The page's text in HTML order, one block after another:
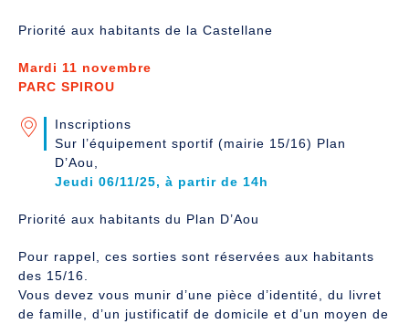
Priorité aux habitants de la Castellane
Mardi 11 novembre
PARC SPIROU
Inscriptions
Sur l’équipement sportif (mairie 15/16) Plan
D’Aou,
Jeudi 06/11/25, à partir de 14h
Priorité aux habitants du Plan D’Aou
Pour rappel, ces sorties sont réservées aux habitants
des 15/16.
Vous devez vous munir d’une pièce d’identité, du livret
de famille, d’un justificatif de domicile et d’un moyen de